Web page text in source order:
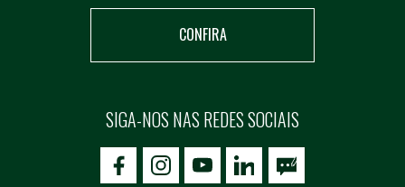
CONFIRA
SIGA-NOS NAS REDES SOCIAIS
icon-facebookicon-social02icon-social03